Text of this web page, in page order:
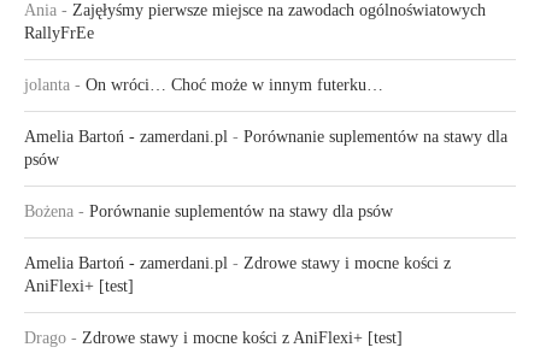
Ania - Zajęłyśmy pierwsze miejsce na zawodach ogólnoświatowych
RallyFrEe
jolanta - On wróci… Choć może w innym futerku…
Amelia Bartoń - zamerdani.pl - Porównanie suplementów na stawy dla
psów
Bożena - Porównanie suplementów na stawy dla psów
Amelia Bartoń - zamerdani.pl - Zdrowe stawy i mocne kości z
AniFlexi+ [test]
Drago - Zdrowe stawy i mocne kości z AniFlexi+ [test]